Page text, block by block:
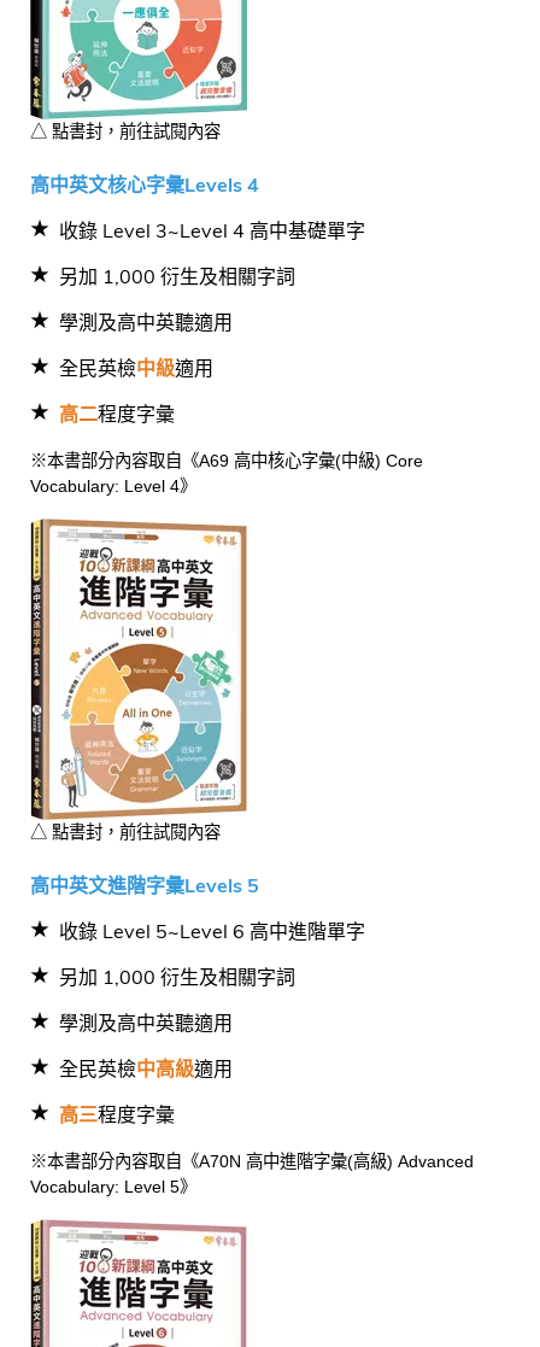
△ 點書封，前往試閱內容
高中英文核心字彙Levels 4
收錄 Level 3~Level 4 高中基礎單字
另加 1,000 衍生及相關字詞
學測及高中英聽適用
全民英檢中級適用
高二程度字彙
※本書部分內容取自《A69 高中核心字彙(中級) Core
Vocabulary: Level 4》
△ 點書封，前往試閱內容
高中英文進階字彙Levels 5
收錄 Level 5~Level 6 高中進階單字
另加 1,000 衍生及相關字詞
學測及高中英聽適用
全民英檢中高級適用
高三程度字彙
※本書部分內容取自《A70N 高中進階字彙(高級) Advanced
Vocabulary: Level 5》